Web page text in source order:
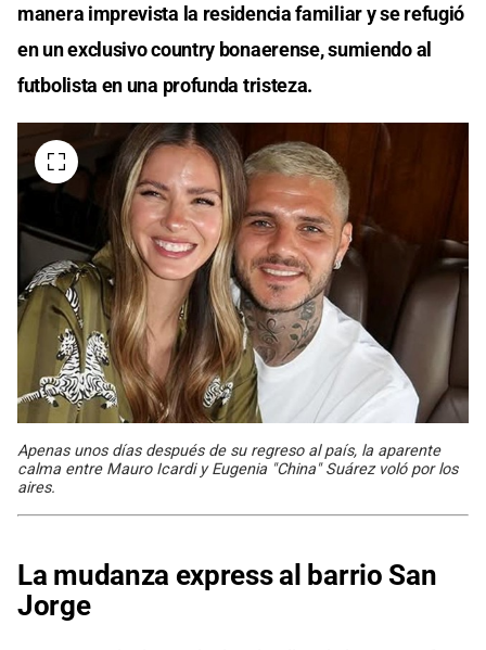
manera imprevista la residencia familiar y se refugió
en un exclusivo country bonaerense, sumiendo al
futbolista en una profunda tristeza.
Apenas unos días después de su regreso al país, la aparente
calma entre Mauro Icardi y Eugenia "China" Suárez voló por los
aires.
La mudanza express al barrio San
Jorge